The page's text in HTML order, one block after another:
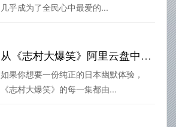
几乎成为了全民心中最爱的...
从《志村大爆笑》阿里云盘中品味日本综艺魅力
如果你想要一份纯正的日本幽默体验，
《志村大爆笑》的每一集都由...